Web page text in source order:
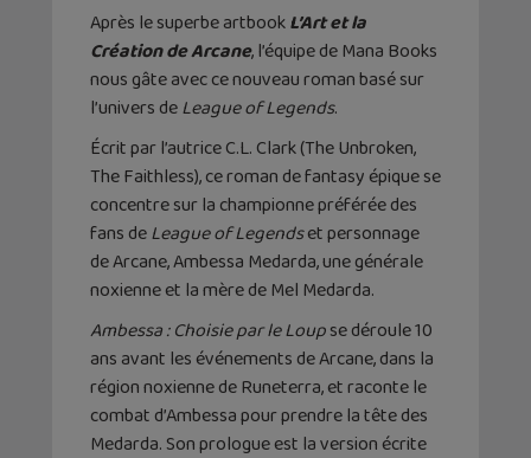
Après le superbe artbookL’Art et la
Création de Arcane, l’équipe de Mana Books
nous gâte avec ce nouveau roman basé sur
l’univers deLeague of Legends.
Écrit par l’autrice C.L. Clark (The Unbroken,
The Faithless), ce roman de fantasy épique se
concentre sur la championne préférée des
fans deLeague of Legendset personnage
de Arcane, Ambessa Medarda, une générale
noxienne et la mère de Mel Medarda.
Ambessa : Choisie par le Loupse déroule 10
ans avant les événements de Arcane, dans la
région noxienne de Runeterra, et raconte le
combat d’Ambessa pour prendre la tête des
Medarda. Son prologue est la version écrite